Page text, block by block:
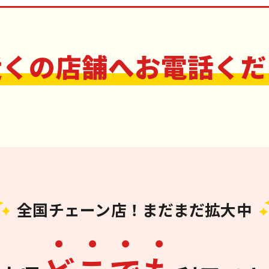
の店舗へお電話く
全国チェーン店！まだまだ拡大中